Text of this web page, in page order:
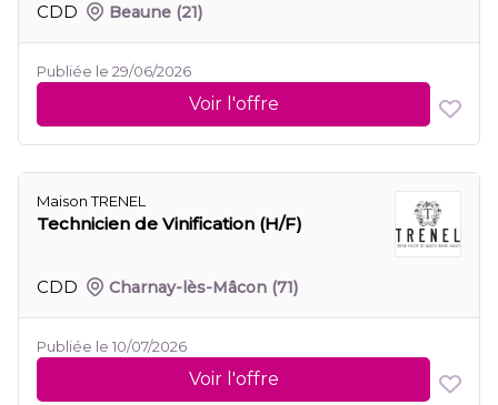
CDD
Beaune (21)
Publiée le 29/06/2026
Voir l'offre
Maison TRENEL
Technicien de Vinification (H/F)
CDD Charnay-lès-Mâcon (71)
Publiée le 10/07/2026
Voir l'offre